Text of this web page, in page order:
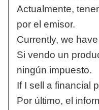
Actualmente,
por el emisor.
Currently, we
Si vendo un
ningún impuesto.
If I sell a financial
Por último, el